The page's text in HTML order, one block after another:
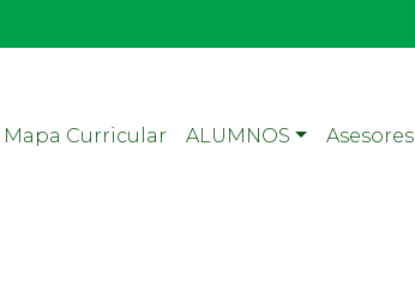
Mapa Curricular ALUMNOS Asesores